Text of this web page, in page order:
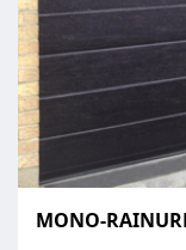
MONO-